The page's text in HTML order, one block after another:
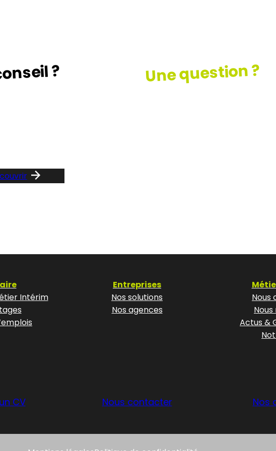
? Une question ?
Intérim
CV
Entreprises
Nos solutions
Nos agences
Nous contacter
Nous
Actus &
Nos